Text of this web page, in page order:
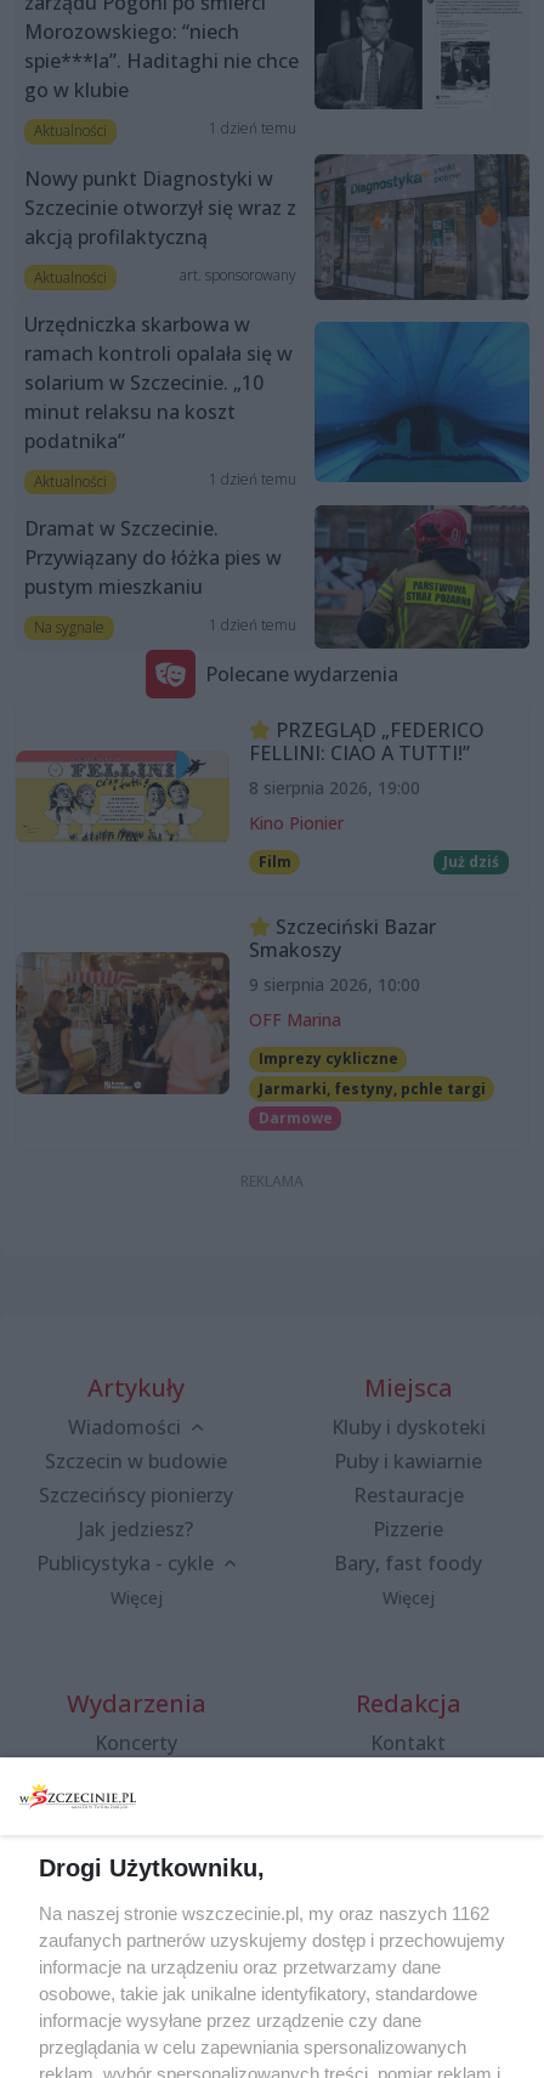
Morozowskiego: “niech
spie***la”. Haditaghi nie chce
go w klubie
Aktualności 1 dzień temu
Nowy punkt Diagnostyki w
Szczecinie otworzył się wraz z
akcją profilaktyczną
Aktualności art. sponsorowany
Urzędniczka skarbowa w
ramach kontroli opalała się w
solarium w Szczecinie. „10
minut relaksu na koszt
podatnika”
Aktualności 1 dzień temu
Dramat w Szczecinie.
Przywiązany do łóżka pies w
pustym mieszkaniu
Na sygnale 1 dzień temu
Polecane wydarzenia
PRZEGLĄD „FEDERICO
FELLINI: CIAO A TUTTI!”
8 sierpnia 2026, 19:00
Kino Pionier
Film Już dziś
Szczeciński Bazar
Smakoszy
9 sierpnia 2026, 10:00
OFF Marina
Imprezy cykliczne
Jarmarki, festyny, pchle targi
Darmowe
Artykuły
Wiadomości
Szczecin w budowie
Szczecińscy pionierzy
Jak jedziesz?
Publicystyka - cykle
Więcej
Miejsca
Kluby i dyskoteki
Puby i kawiarnie
Restauracje
Pizzerie
Bary, fast foody
Więcej
Wydarzenia
Koncerty
Spacery i oprowadzania
targi
Wernisaże
Więcej
Redakcja
Kontakt
Specjalny koncert z okazji
20. urodzin portalu
wSzczecinie.pl
Regulamin konkursów
śniadaniówka "Hej
Szczecin! Jest piątek!"
Drogi Użytkowniku,
Na naszej stronie wszczecinie.pl, my oraz naszych 1162
zaufanych partnerów uzyskujemy dostęp i przechowujemy
informacje na urządzeniu oraz przetwarzamy dane
osobowe, takie jak unikalne identyfikatory, standardowe
informacje wysyłane przez urządzenie czy dane
przeglądania w celu zapewniania spersonalizowanych
reklam, wybór spersonalizowanych treści, pomiar reklam i